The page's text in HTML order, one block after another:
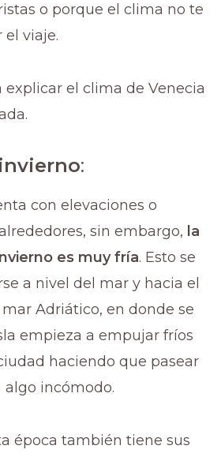
o porque el clima no te
viaje.
explicar el clima de Venecia
:
con elevaciones o
sin embargo, la
es muy fría. Esto se
a nivel del mar y hacia el
Adriático, en donde se
empieza a empujar fríos
haciendo que pasear
algo incómodo.
época también tiene sus